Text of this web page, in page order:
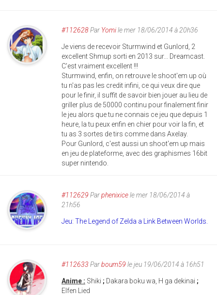
#112628Par Yomile mer 18/06/2014 à 20h36
Je viens de recevoir Sturmwind et Gunlord, 2
excellent Shmup sorti en 2013 sur... Dreamcast.
C'est vraiment excellent !!!
Sturmwind, enfin, on retrouve le shoot'em up où
tu n'as pas les credit infini, ce qui veux dire que
pour le finir, il suffit de savoir bien jouer au lieu de
griller plus de 50000 continu pour finalement finir
le jeu alors que tu ne connais ce jeu que depuis 1
heure, la tu peux enfin en chier pour voir la fin, et
tu as 3 sortes de tirs comme dans Axelay.
Pour Gunlord, c'est aussi un shoot'em up mais
en jeu de plateforme, avec des graphismes 16bit
super nintendo.
#112629 Parphenixicele mer 18/06/2014 à
21h56
Jeu: The Legend of Zelda a Link Between Worlds.
#112633 Parboum59 le jeu 19/06/2014 à 16h51
Anime : Shiki ; Dakara boku wa, H ga dekinai ;
Elfen Lied